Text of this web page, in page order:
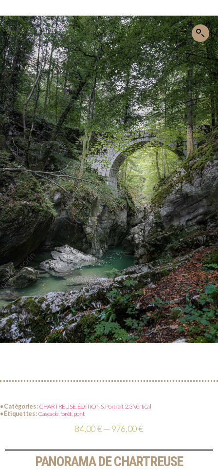
• Catégories : CHARTREUSE, ÉDITIONS, Portrait 2:3 Vertical
• Étiquettes : Cascade forêt pont
84,00 € — 976,00 €
PANORAMA DE CHARTREUSE